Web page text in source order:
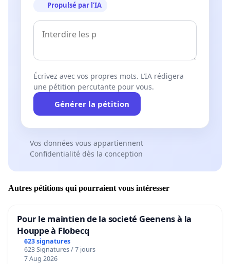
Propulsé par l’IA
Écrivez avec vos propres mots. L’IA rédigera
une pétition percutante pour vous.
Générer la pétition
Vos données vous appartiennent
Confidentialité dès la conception
Autres pétitions qui pourraient vous intéresser
Pour le maintien de la societé Geenens à la
Houppe à Flobecq
623 signatures
623 Signatures / 7 jours
7 Aug 2026